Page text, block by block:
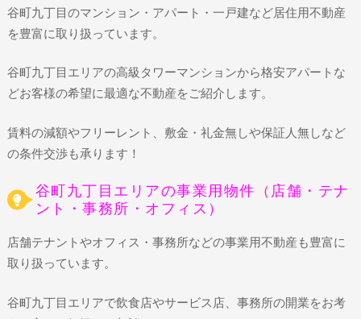
谷町九丁目のマンション・アパート・一戸建など居住用不動産
を豊富に取り扱っています。
谷町九丁目エリアの高級タワーマンションから格安アパートな
どお客様の希望に最適な不動産をご紹介します。
賃料の減額やフリーレント、敷金・礼金無しや保証人無しなど
の条件交渉も承ります！
谷町九丁目エリアの事業用物件（店舗・テナ
ント・事務所・オフィス）
店舗テナントやオフィス・事務所などの事業用不動産も豊富に
取り扱っています。
谷町九丁目エリアで飲食店やサービス店、事務所の開業をお考